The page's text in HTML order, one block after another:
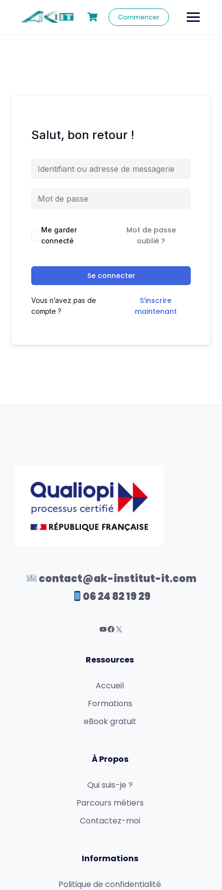
Commencer
Salut, bon retour !
Me garder
connecté
Mot de passe
oublié ?
Se connecter
Vous n’avez pas de
compte ?
S’inscrire
maintenant
contact@ak-institut-it.com
06 24 82 19 29
Ressources
Accueil
Formations
eBook gratuit
À Propos
Qui suis-je ?
Parcours métiers
Contactez-moi
Informations
Politique de confidentialité